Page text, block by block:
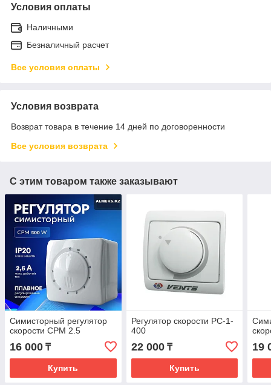
Условия оплаты
Наличными
Безналичный расчет
Все условия оплаты
Условия возврата
Возврат товара в течение 14 дней по договоренности
Все условия возврата
С этим товаром также заказывают
Симисторный регулятор
скорости СРМ 2.5
16 000 ₸
Купить
Регулятор скорости РС-1-
400
22 000₸
Купить
19